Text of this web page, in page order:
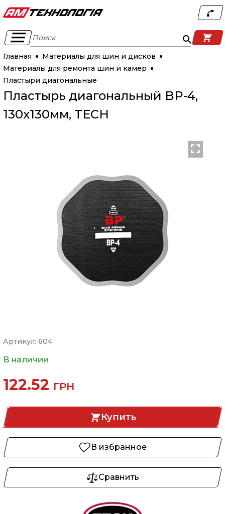
Поиск
Главная
Материалы для шин и дисков
Материалы для ремонта шин и камер
Пластыри диагональные
Пластырь диагональный BP-4,
130х130мм, TECH
Артикул: 604
В наличии
122.52 ГРН
Купить
В избранное
Сравнить